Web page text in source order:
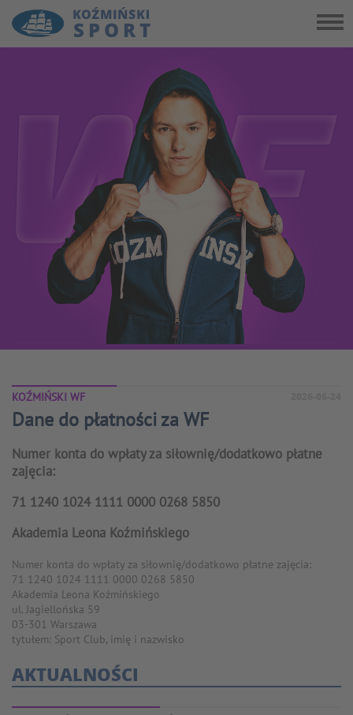
KOŹMIŃSKI WF
Dane do płatności za WF
Numer konta do wpłaty za siłownię/dodatkowo płatne
zajęcia:
71 1240 1024 1111 0000 0268 5850
Akademia Leona Koźmińskiego
Numer konta do wpłaty za siłownię/dodatkowo płatne zajęcia:
71 1240 1024 1111 0000 0268 5850
Akademia Leona Koźmińskiego
ul. Jagiellońska 59
03-301 Warszawa
tytułem: Sport Club, imię i nazwisko
AKTUALNOŚCI